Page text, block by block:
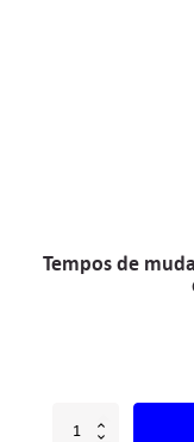
Tempos de